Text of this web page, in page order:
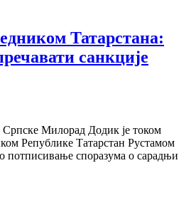
Татарстана:
санкције
Српске Милорад Додик је током
Републике Татарстан Рустамом
споразума о сарадњи